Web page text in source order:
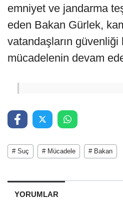
emniyet ve jandarma
eden Bakan Gürlek,
vatandaşların
mücadelenin devam
# Suç # Mücadele # Bakan
YORUMLAR